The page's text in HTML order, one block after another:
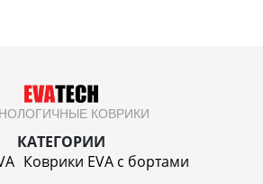
КОВРИКИ
КАТЕГОРИИ
Коврики EVA c бортами